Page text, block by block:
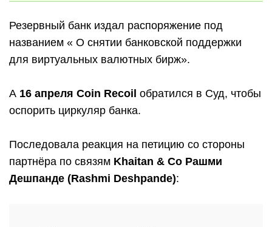
Резервный банк издал распоряжение под
названием « О снятии банковской поддержки
для виртуальных валютных бирж».
А 16 апреля Coin Recoil обратился в Суд, чтобы
оспорить циркуляр банка.
Последовала реакция на петицию со стороны
партнёра по связям Khaitan & Co Рашми
Дешпанде (Rashmi Deshpande):